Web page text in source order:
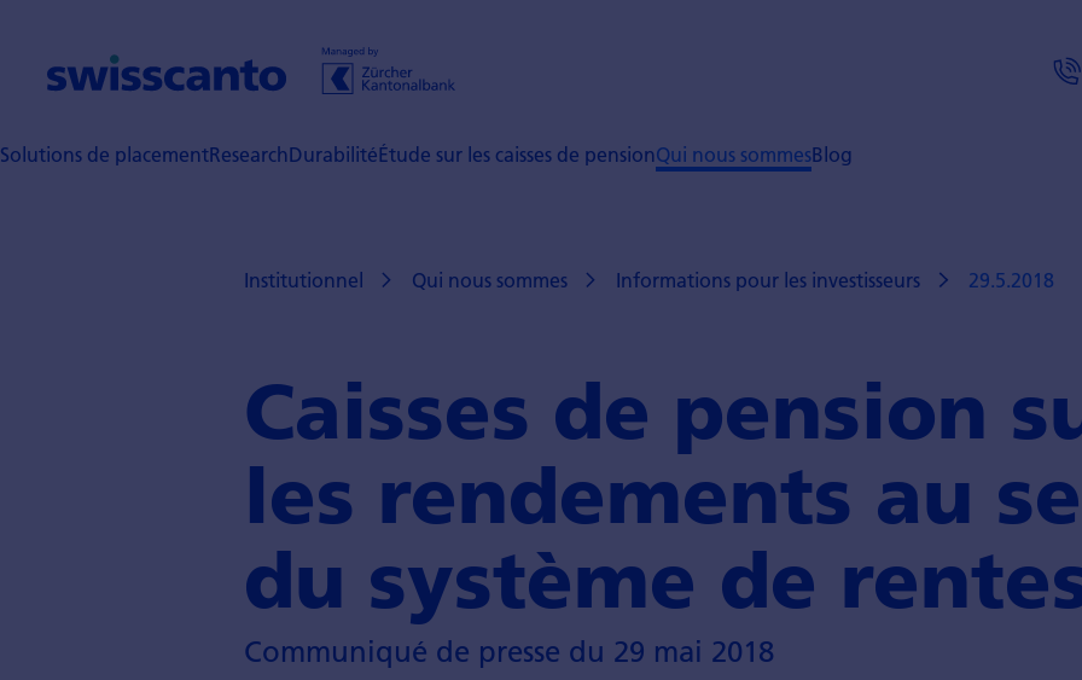
Solutions de placementResearchDurabilitéÉtude sur les caisses de pensionQui nous sommesBlog
Institutionnel Qui nous sommes Informations pour les investisseurs 29.5.2018
Caisses de pension
les rendements au
du système de
Communiqué de presse du 29 mai 2018